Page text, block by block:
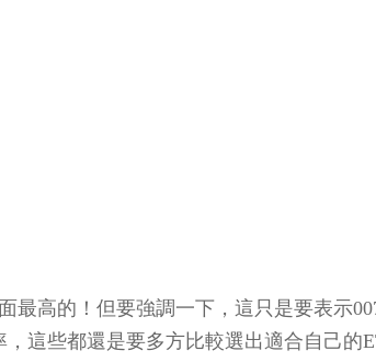
最高的！但要強調一下，這只是要表示
這些都還是要多方比較選出適合自己的